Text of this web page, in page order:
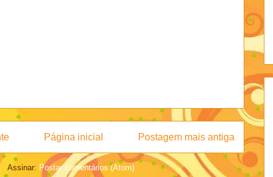
Postagem mais antiga
Página inicial
Assinar: Postar comentários (Atom)